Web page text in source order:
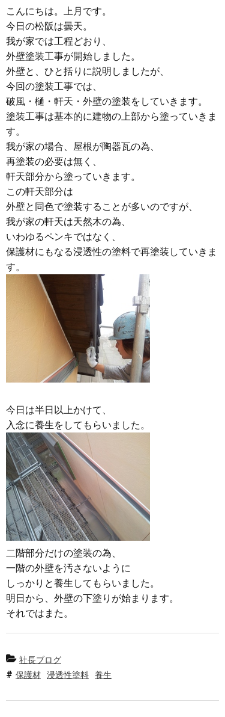
こんにちは。上月です。
今日の松阪は曇天。
我が家では工程どおり、
外壁塗装工事が開始しました。
外壁と、ひと括りに説明しましたが、
今回の塗装工事では、
破風・樋・軒天・外壁の塗装をしていきます。
塗装工事は基本的に建物の上部から塗っていきま
す。
我が家の場合、屋根が陶器瓦の為、
再塗装の必要は無く、
軒天部分から塗っていきます。
この軒天部分は
外壁と同色で塗装することが多いのですが、
我が家の軒天は天然木の為、
いわゆるペンキではなく、
保護材にもなる浸透性の塗料で再塗装していきま
す。
今日は半日以上かけて、
入念に養生をしてもらいました。
二階部分だけの塗装の為、
一階の外壁を汚さないように
しっかりと養生してもらいました。
明日から、外壁の下塗りが始まります。
それではまた。
社長ブログ
保護材
浸透性塗料 養生